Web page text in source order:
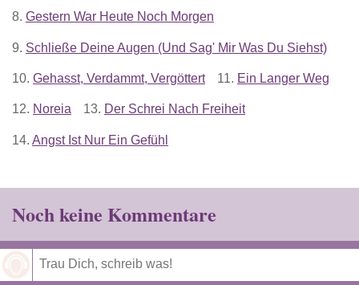
8. Gestern War Heute Noch Morgen
9. Schließe Deine Augen (Und Sag' Mir Was Du Siehst)
10. Gehasst, Verdammt, Vergöttert 11. Ein Langer Weg
12. Noreia 13. Der Schrei Nach Freiheit
14. Angst Ist Nur Ein Gefühl
Noch keine Kommentare